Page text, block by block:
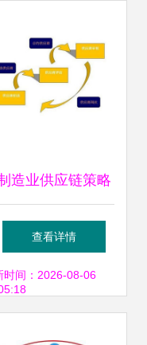
造业供应链策略
与管理服务 提升竞
争力的核心双翼
查看详情
时间：2026-08-06